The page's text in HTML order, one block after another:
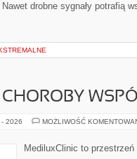
drobne sygnały potrafią
2026 MOŻLIWOŚĆ
MediluxClinic to